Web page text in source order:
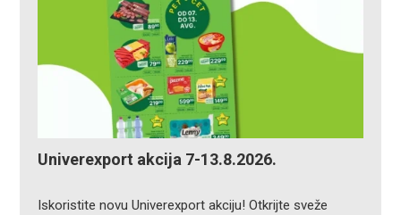
Univerexport akcija 7-13.8.2026.
Iskoristite novu Univerexport akciju! Otkrijte sveže